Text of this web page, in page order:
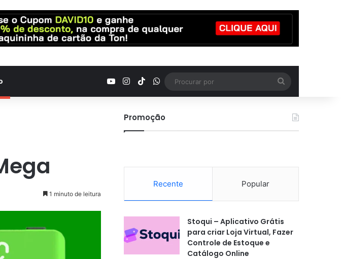
YouTubeInstagram
TikTokWhatsApp
por
1 minuto de leitura
Promoção
Recente Popular
Stoqui – Aplicativo Grátis
para criar Loja Virtual, Fazer
Controle de Estoque e
Catálogo Online